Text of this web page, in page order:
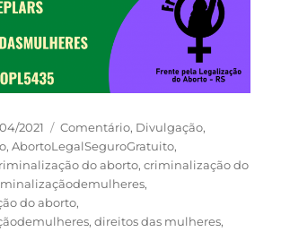
2021 Categorias
Comentário, Divulgação,
,AbortoLegalSeguroGratuito,
do aborto,criminalização do
,
do aborto,
,direitos das mulheres,